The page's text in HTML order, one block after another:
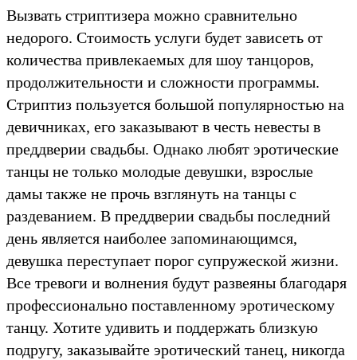
Вызвать стриптизера можно сравнительно
недорого. Стоимость услуги будет зависеть от
количества привлекаемых для шоу танцоров,
продолжительности и сложности программы.
Стриптиз пользуется большой популярностью на
девичниках, его заказывают в честь невесты в
преддверии свадьбы. Однако любят эротические
танцы не только молодые девушки, взрослые
дамы также не прочь взглянуть на танцы с
раздеванием. В преддверии свадьбы последний
день является наиболее запоминающимся,
девушка переступает порог супружеской жизни.
Все тревоги и волнения будут развеяны благодаря
профессионально поставленному эротическому
танцу. Хотите удивить и поддержать близкую
подругу, заказывайте эротический танец, никогда